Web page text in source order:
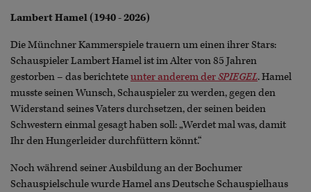
Lambert Hamel (1940 - 2026)
Die Münchner Kammerspiele trauern um einen ihrer Stars:
Schauspieler Lambert Hamel ist im Alter von 85 Jahren
gestorben – das berichteteunter anderem derSPIEGEL. Hamel
musste seinen Wunsch, Schauspieler zu werden, gegen den
Widerstand seines Vaters durchsetzen, der seinen beiden
Schwestern einmal gesagt haben soll: „Werdet mal was, damit
Ihr den Hungerleider durchfüttern könnt.“
Noch während seiner Ausbildung an der Bochumer
Schauspielschule wurde Hamel ans Deutsche Schauspielhaus